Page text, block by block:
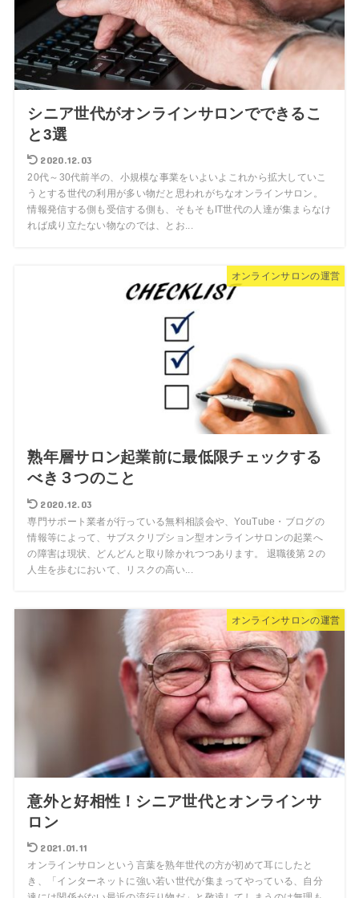
シニア世代がオンラインサロンでできるこ
と3選
2020.12.03
20代～30代前半の、小規模な事業をいよいよこれから拡大していこ
うとする世代の利用が多い物だと思われがちなオンラインサロン。
情報発信する側も受信する側も、そもそもIT世代の人達が集まらなけ
れば成り立たない物なのでは、とお...
オンラインサロンの運営
熟年層サロン起業前に最低限チェックする
べき３つのこと
2020.12.03
専門サポート業者が行っている無料相談会や、YouTube・ブログの
情報等によって、サブスクリプション型オンラインサロンの起業へ
の障害は現状、どんどんと取り除かれつつあります。 退職後第２の
人生を歩むにおいて、リスクの高い...
オンラインサロンの運営
意外と好相性！シニア世代とオンラインサ
ロン
2021.01.11
オンラインサロンという言葉を熟年世代の方が初めて耳にしたと
き、「インターネットに強い若い世代が集まってやっている、自分